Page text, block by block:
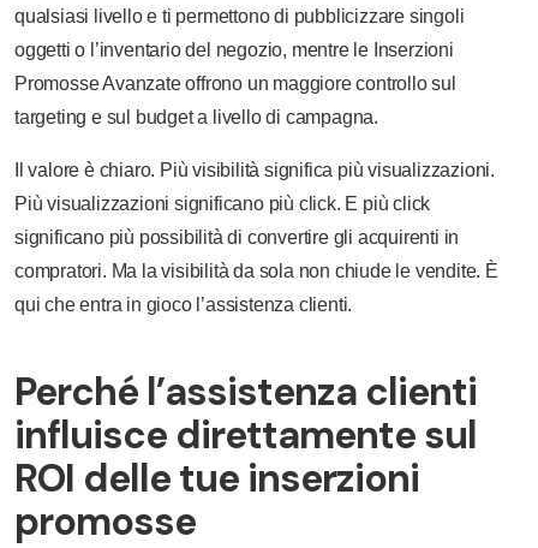
qualsiasi livello e ti permettono di pubblicizzare singoli
oggetti o l’inventario del negozio, mentre le Inserzioni
Promosse Avanzate offrono un maggiore controllo sul
targeting e sul budget a livello di campagna.
Il valore è chiaro. Più visibilità significa più visualizzazioni.
Più visualizzazioni significano più click. E più click
significano più possibilità di convertire gli acquirenti in
compratori. Ma la visibilità da sola non chiude le vendite. È
qui che entra in gioco l’assistenza clienti.
Perché l’assistenza clienti
influisce direttamente sul
ROI delle tue inserzioni
promosse